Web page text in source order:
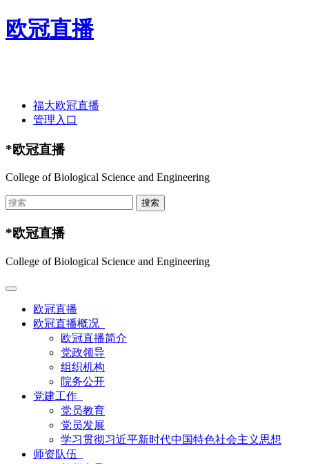
欧冠直播
福大欧冠直播
管理入口
*欧冠直播
College of Biological Science and Engineering
*欧冠直播
College of Biological Science and Engineering
欧冠直播
欧冠直播概况
欧冠直播简介
党政领导
组织机构
院务公开
党建工作
党员教育
党员发展
学习贯彻习近平新时代中国特色社会主义思想
师资队伍